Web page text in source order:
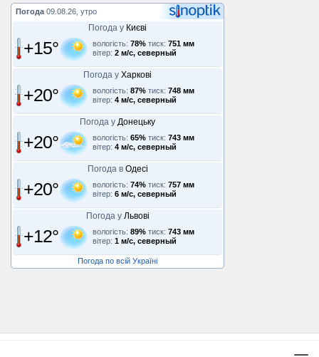
Погода 09.08.26, утро
Погода у Києві
+15° вологість: 78% тиск: 751 мм
вітер: 2 м/с, северный
Погода у Харкові
+20° вологість: 87% тиск: 748 мм
вітер: 4 м/с, северный
Погода у Донецьку
+20° вологість: 65% тиск: 743 мм
вітер: 4 м/с, северный
Погода в Одесі
+20° вологість: 74% тиск: 757 мм
вітер: 6 м/с, северный
Погода у Львові
+12° вологість: 89% тиск: 743 мм
вітер: 1 м/с, северный
Погода по всій Україні